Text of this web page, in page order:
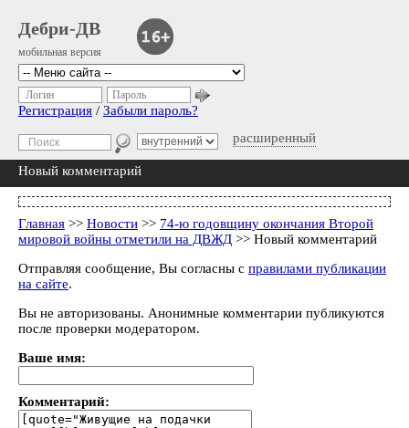
Дебри-ДВ
мобильная версия
расширенный
Логин Пароль
Регистрация / Забыли пароль?
Новый комментарий
Главная >> Новости >> 74-ю годовщину окончания Второй
мировой войны отметили на ДВЖД >> Новый комментарий
Отправляя сообщение, Вы согласны с правилами публикации
на сайте.
Вы не авторизованы. Анонимные комментарии публикуются
после проверки модератором.
Ваше имя:
Комментарий: